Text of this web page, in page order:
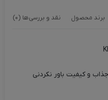
برند محصول نقد و بررسی‌ها (0)
و کیفیت باور نکردنی